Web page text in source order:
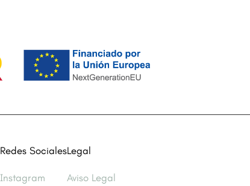
Redes Sociales
Instagram
Legal
Aviso Legal